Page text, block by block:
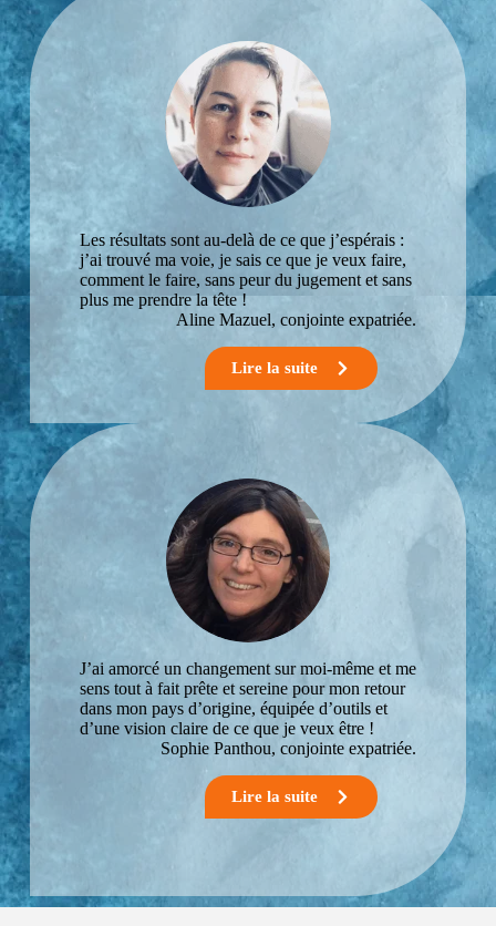
Les résultats sont au-delà de ce que j’espérais :
j’ai trouvé ma voie, je sais ce que je veux faire,
comment le faire, sans peur du jugement et sans
plus me prendre la tête !
Aline Mazuel, conjointe expatriée.
Lire la suite
J’ai amorcé un changement sur moi-même et me
sens tout à fait prête et sereine pour mon retour
dans mon pays d’origine, équipée d’outils et
d’une vision claire de ce que je veux être !
Sophie Panthou, conjointe expatriée.
Lire la suite